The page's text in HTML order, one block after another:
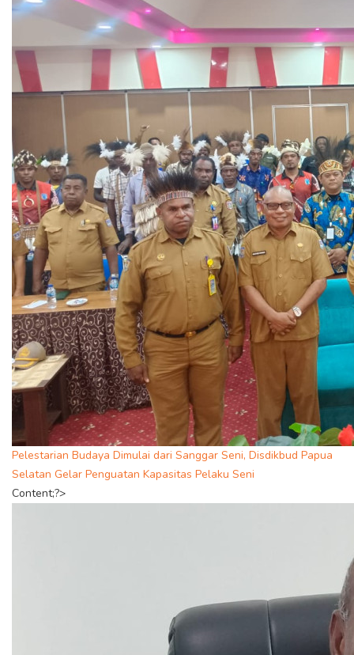
Pelestarian Budaya Dimulai dari Sanggar Seni, Disdikbud Papua
Selatan Gelar Penguatan Kapasitas Pelaku Seni
Content;?>